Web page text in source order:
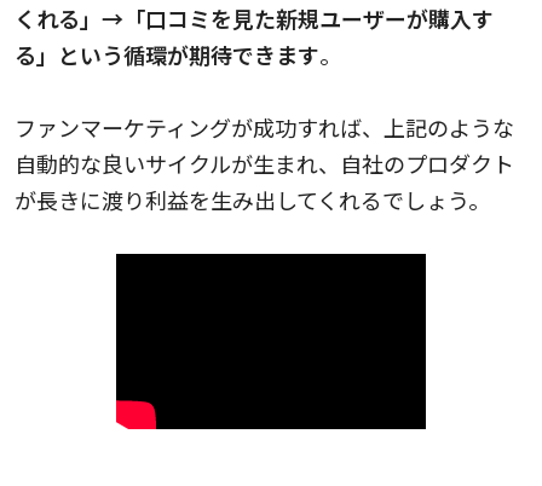
くれる」→「口コミを見た新規ユーザーが購入す
る」という循環が期待できます。
ファンマーケティングが成功すれば、上記のような
自動的な良いサイクルが生まれ、自社のプロダクト
が長きに渡り利益を生み出してくれるでしょう。